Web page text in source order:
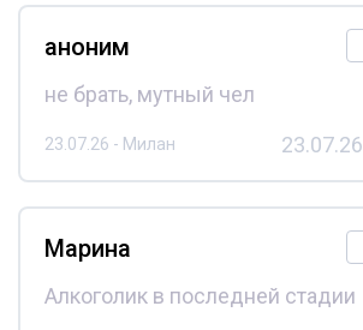
аноним
не брать, мутный чел
23.07.26 - Милан 23.07.26
Марина
Алкоголик в последней стадии